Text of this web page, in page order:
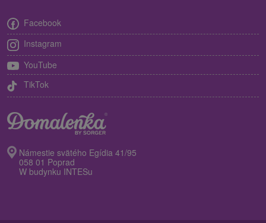
Facebook
Instagram
YouTube
TikTok
Námestie svätého Egídia 41/95
058 01 Poprad
W budynku INTESu